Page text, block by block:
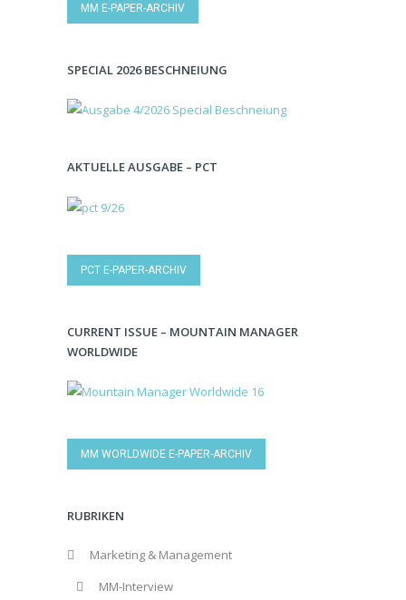
MM E-PAPER-ARCHIV
SPECIAL 2026 BESCHNEIUNG
AKTUELLE AUSGABE – PCT
PCT E-PAPER-ARCHIV
CURRENT ISSUE – MOUNTAIN MANAGER
WORLDWIDE
MM WORLDWIDE E-PAPER-ARCHIV
RUBRIKEN
Marketing & Management
MM-Interview